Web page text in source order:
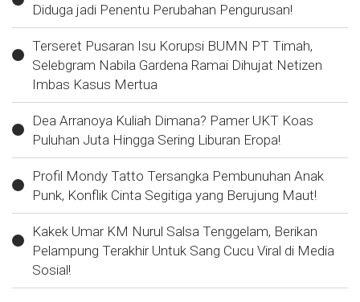
Diduga jadi Penentu Perubahan Pengurusan!
Terseret Pusaran Isu Korupsi BUMN PT Timah,
Selebgram Nabila Gardena Ramai Dihujat Netizen
Imbas Kasus Mertua
Dea Arranoya Kuliah Dimana? Pamer UKT Koas
Puluhan Juta Hingga Sering Liburan Eropa!
Profil Mondy Tatto Tersangka Pembunuhan Anak
Punk, Konflik Cinta Segitiga yang Berujung Maut!
Kakek Umar KM Nurul Salsa Tenggelam, Berikan
Pelampung Terakhir Untuk Sang Cucu Viral di Media
Sosial!